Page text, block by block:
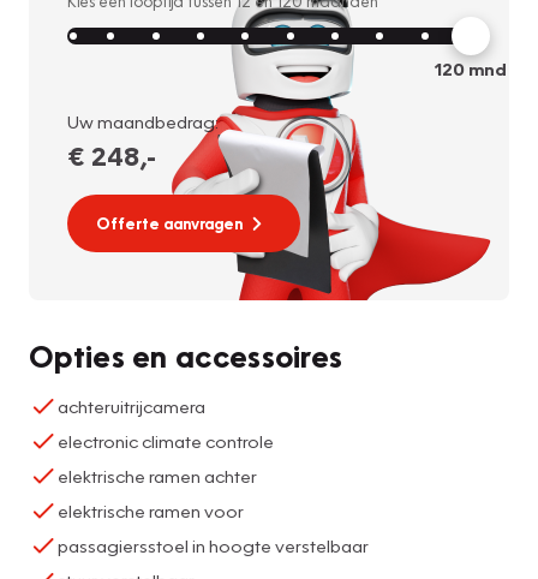
120mnd
Uw maandbedrag:
€ 248,-
Offerte aanvragen
Opties en accessoires
achteruitrijcamera
electronic climate controle
elektrische ramen achter
elektrische ramen voor
passagiersstoel in hoogte verstelbaar